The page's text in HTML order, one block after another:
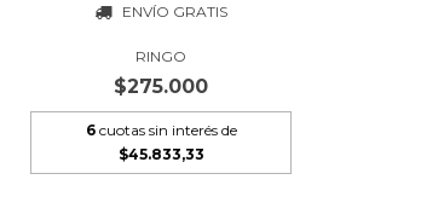
ENVÍO GRATIS
RINGO
$275.000
6 cuotas sin interés de
$45.833,33